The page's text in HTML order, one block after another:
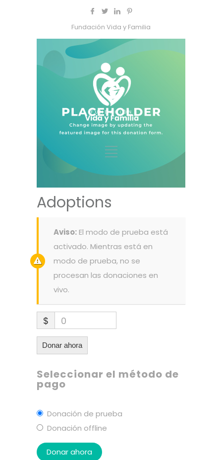
Fundación Vida y Familia
Adoptions
Aviso:El modo de prueba está
activado. Mientras está en
modo de prueba, no se
procesan las donaciones en
vivo.
$ 0
Donar ahora
Seleccionar el método de
pago
Donación de prueba
Donación offline